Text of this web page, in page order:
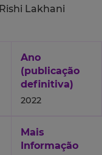
Rishi Lakhani
Ano
(publicação
definitiva)
2022
Mais
Informação